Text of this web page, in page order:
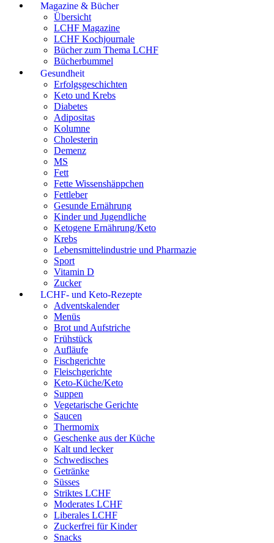
Magazine & Bücher
Übersicht
LCHF Magazine
LCHF Kochjournale
Bücher zum Thema LCHF
Bücherbummel
Gesundheit
Erfolgsgeschichten
Keto und Krebs
Diabetes
Adipositas
Kolumne
Cholesterin
Demenz
MS
Fett
Fette Wissenshäppchen
Fettleber
Gesunde Ernährung
Kinder und Jugendliche
Ketogene Ernährung/Keto
Krebs
Lebensmittelindustrie und Pharmazie
Sport
Vitamin D
Zucker
LCHF- und Keto-Rezepte
Adventskalender
Menüs
Brot und Aufstriche
Frühstück
Aufläufe
Fischgerichte
Fleischgerichte
Keto-Küche/Keto
Suppen
Vegetarische Gerichte
Saucen
Thermomix
Geschenke aus der Küche
Kalt und lecker
Schwedisches
Getränke
Süsses
Striktes LCHF
Moderates LCHF
Liberales LCHF
Zuckerfrei für Kinder
Snacks